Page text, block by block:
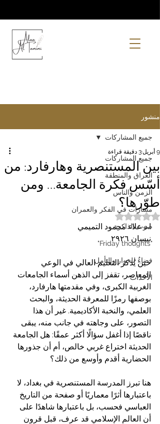
منشور
جميع المشاركات
العراق والمنطقة
الزمن والناس
مسارات في الفكر والعمران
صوت الذاكرة
"Friday thoughts"
فضاءٌ للحوار والتأمل
الأحداث
جميع المشاركات
بين المستنصرية وهارفارد: من
أسّس فكرة الجامعة… ومن
طوّرها؟
9 أبريل 3 دقيقة قراءة
تم التقييم بـ ليس رقمًا من أصل 5 نجوم.
ا.د علاء محمود التميمي
نيسان ٢٩٢٦
حين يُذكر التعليم العالي في الوعي
المعاصر، تقفز إلى الذهن أسماء الجامعات
الغربية الكبرى، وفي مقدمتها هارفارد،
بوصفها رمزًا للمعرفة الحديثة، والبحث
العلمي، والنخبة الأكاديمية. غير أن هذا
التصور، على وجاهته في جانب منه، يبقى
ناقصًا إذا أغفل سؤالًا أكثر عمقًا: هل الجامعة
الحديثة اختراع غربي خالص، أم أن جذورها
الحضارية أقدم وأوسع من ذلك؟
هنا تبرز المدرسة المستنصرية في بغداد، لا
باعتبارها أثرًا معماريًا أو صفحة من التاريخ
العباسي فحسب، بل باعتبارها شاهدًا على
أن العالم الإسلامي قد عرف، قبل قرون